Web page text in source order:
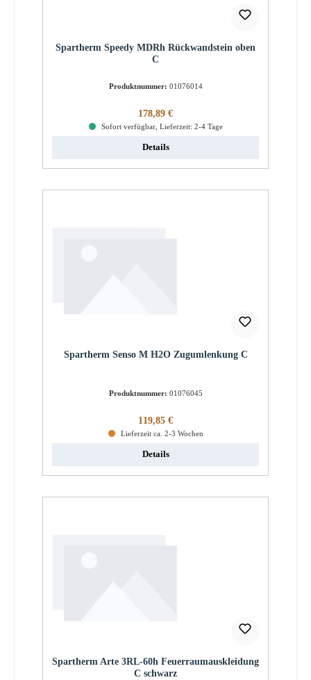
Spartherm Speedy MDRh Rückwandstein oben
C
Produktnummer: 01076014
Regulärer Preis:
178,89 €
Sofort verfügbar, Lieferzeit: 2-4 Tage
Details
Spartherm Senso M H2O Zugumlenkung C
Produktnummer: 01076045
Regulärer Preis:
119,85 €
Lieferzeit ca. 2-3 Wochen
Details
Spartherm Arte 3RL-60h Feuerraumauskleidung
C schwarz